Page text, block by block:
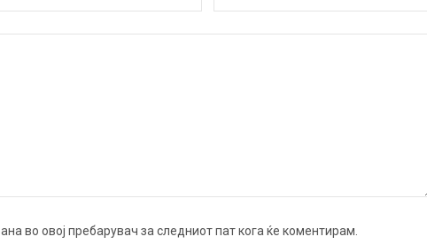
во овој пребарувач за следниот пат кога ќе коментирам.